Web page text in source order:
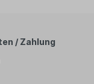
/ Zahlung